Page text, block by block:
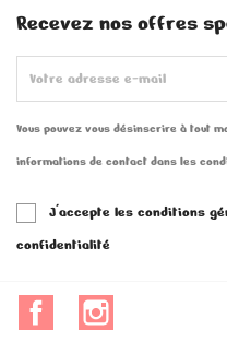
Recevez nos offres
Vous pouvez vous désinscrire à tout
informations de contact dans les
J'accepte les conditions
confidentialité
Facebook